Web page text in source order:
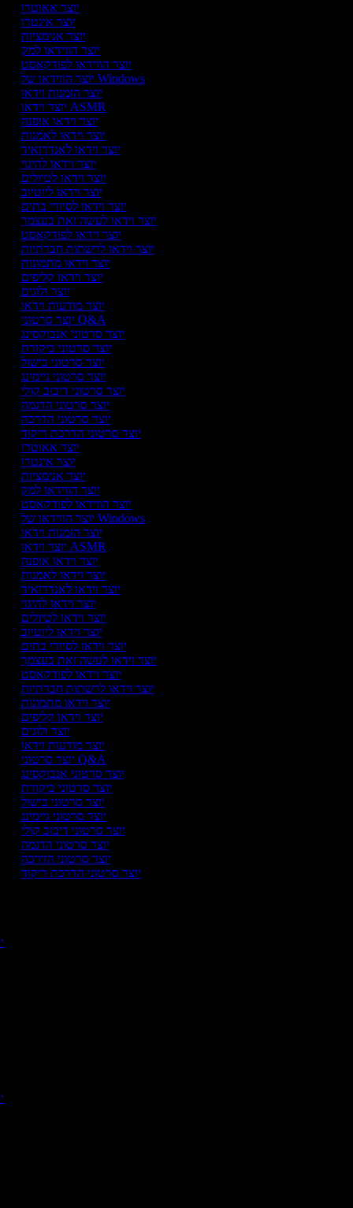
יוצר אאוטרו
יוצר אינטרו
יוצר אנימציות
יוצר הווידאו למק
יוצר הווידאו לפודקאסט
יוצר הווידאו של Windows
יוצר הזמנות וידאו
יוצר וידאו ASMR
יוצר וידאו אופנה
יוצר וידאו לאמנות
יוצר וידאו לאנדרואיד
יוצר וידאו להיגוי
יוצר וידאו לטיולים
יוצר וידאו ליוטיוב
יוצר וידאו לסיורי בתים
יוצר וידאו לעשה זאת בעצמך
יוצר וידאו לפודקאסט
יוצר וידאו לרשתות חברתיות
יוצר וידאו מתמונות
יוצר וידאו קליפים
יוצר ולוגים
יוצר מודעות וידאו
יוצר סרטוני Q&A
יוצר סרטוני אנבוקסינג
יוצר סרטוני ביקורת
יוצר סרטוני בישול
יוצר סרטוני גיימינג
יוצר סרטוני דיבוב קולי
יוצר סרטוני הדגמה
יוצר סרטוני הדרכה
יוצר סרטוני הדרכת ריקוד
יוצר אאוטרו
יוצר אינטרו
יוצר אנימציות
יוצר הווידאו למק
יוצר הווידאו לפודקאסט
יוצר הווידאו של Windows
יוצר הזמנות וידאו
יוצר וידאו ASMR
יוצר וידאו אופנה
יוצר וידאו לאמנות
יוצר וידאו לאנדרואיד
יוצר וידאו להיגוי
יוצר וידאו לטיולים
יוצר וידאו ליוטיוב
יוצר וידאו לסיורי בתים
יוצר וידאו לעשה זאת בעצמך
יוצר וידאו לפודקאסט
יוצר וידאו לרשתות חברתיות
יוצר וידאו מתמונות
יוצר וידאו קליפים
יוצר ולוגים
יוצר מודעות וידאו
יוצר סרטוני Q&A
יוצר סרטוני אנבוקסינג
יוצר סרטוני ביקורת
יוצר סרטוני בישול
יוצר סרטוני גיימינג
יוצר סרטוני דיבוב קולי
יוצר סרטוני הדגמה
יוצר סרטוני הדרכה
יוצר סרטוני הדרכת ריקוד